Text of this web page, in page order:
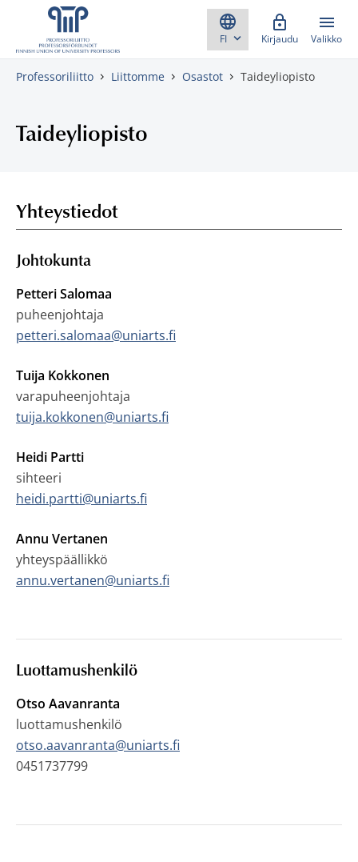
Skippaa sisältö
Kirjaudu Valikko
Professoriliitto Liittomme Osastot Taideyliopisto
Taideyliopisto
Yhteystiedot
Johtokunta
Petteri Salomaa
puheenjohtaja
petteri.salomaa@uniarts.fi
Tuija Kokkonen
varapuheenjohtaja
tuija.kokkonen@uniarts.fi
Heidi Partti
sihteeri
heidi.partti@uniarts.fi
Annu Vertanen
yhteyspäällikkö
annu.vertanen@uniarts.fi
Luottamushenkilö
Otso Aavanranta
luottamushenkilö
otso.aavanranta@uniarts.fi
0451737799